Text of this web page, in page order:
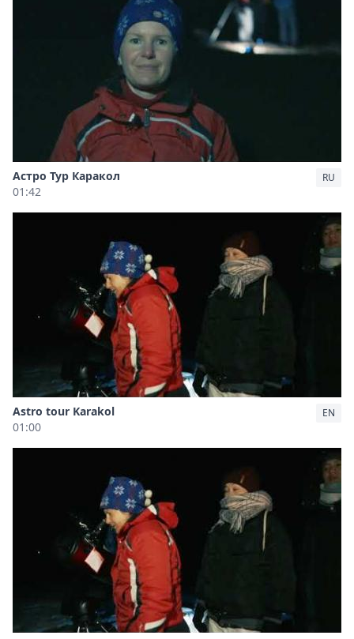
Астро Тур Каракол
01:42
RU
Astro tour Karakol
01:00
EN